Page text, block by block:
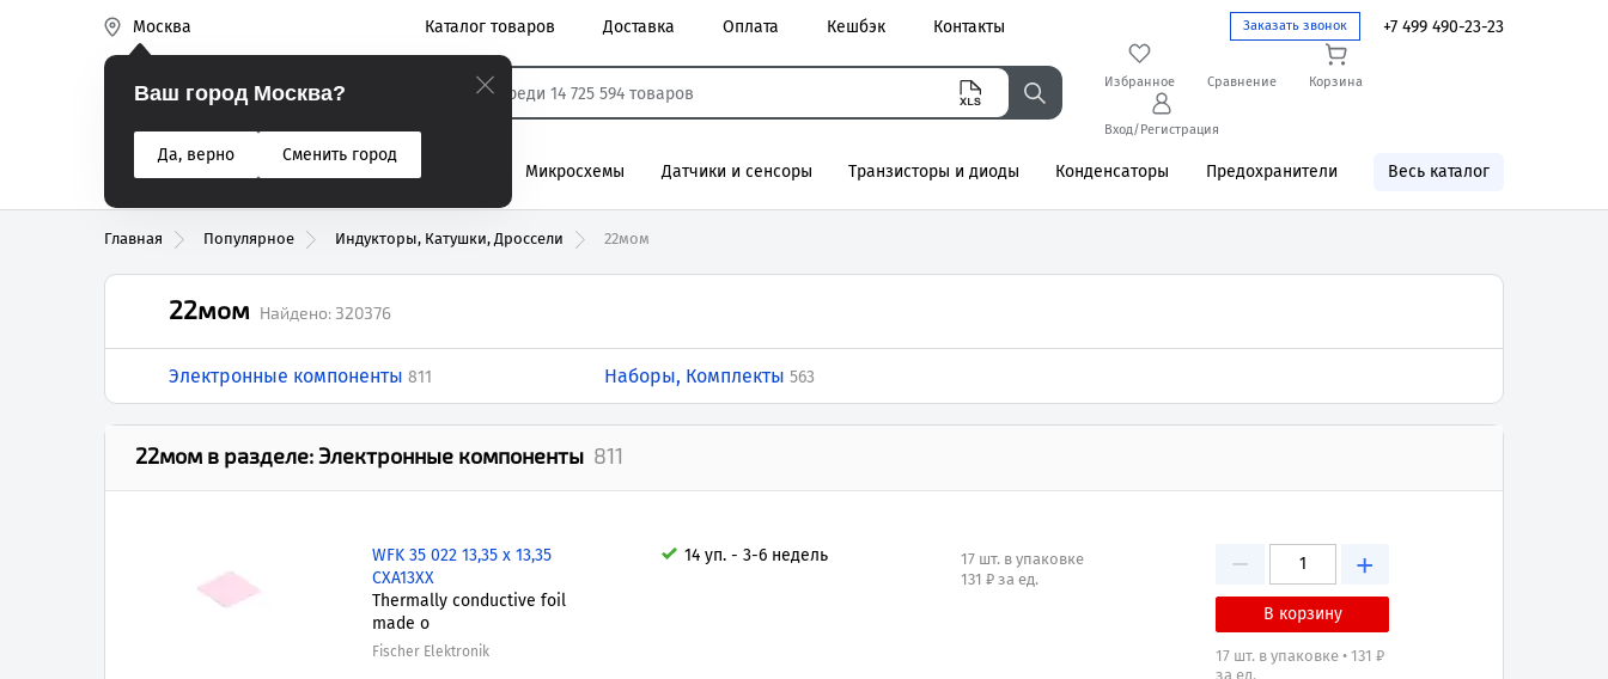
Москва Заказать звонок +7 499 490-23-23
Каталог товаров Доставка Оплата Кешбэк Контакты
Реле электромагнитные
Эиком Избранное Сравнение Корзина
Вход/Регистрация
Ваш город Москва?
Да, верно
Сменить город
% Акции
Разъемы Вентиляторы Микросхемы Датчики и сенсоры Транзисторы и диоды Конденсаторы Предохранители Весь каталог
Главная Популярное Индукторы, Катушки, Дроссели 22мом
22мом Найдено: 320376
Электронные компоненты 811 Наборы, Комплекты 563
22мом в разделе:Электронные компоненты 811
WFK 35 022 13,35 x 13,35
CXA13XX
Thermally conductive foil
made o
Fischer Elektronik
14 уп. - 3-6 недель
17 шт. в упаковке
131 ₽ за ед.
− +
17 шт. в упаковке • 131 ₽
за ед.